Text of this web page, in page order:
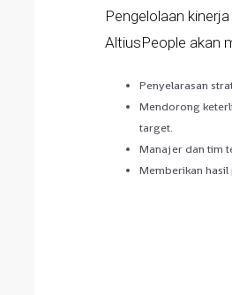
Pengelolaan
AltiusPeople akan
Penyelarasan
Mendorong
target.
Manajer dan tim
Memberikan